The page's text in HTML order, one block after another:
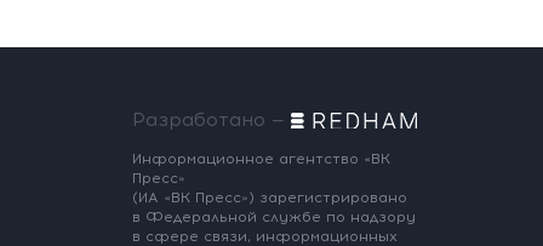
Разработано —
Информационное агентство «ВК
Пресс»
(ИА «ВК Пресс») зарегистрировано
в Федеральной службе по надзору
в сфере связи, информационных